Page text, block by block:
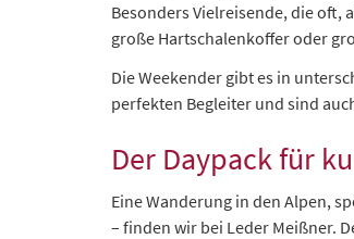
Besonders Vielreisende, die oft,
große Hartschalenkoffer oder
Die Weekender gibt es in
perfekten Begleiter und sind
Der Daypack für
Eine Wanderung in den Alpen,
– finden wir bei Leder Meißner.